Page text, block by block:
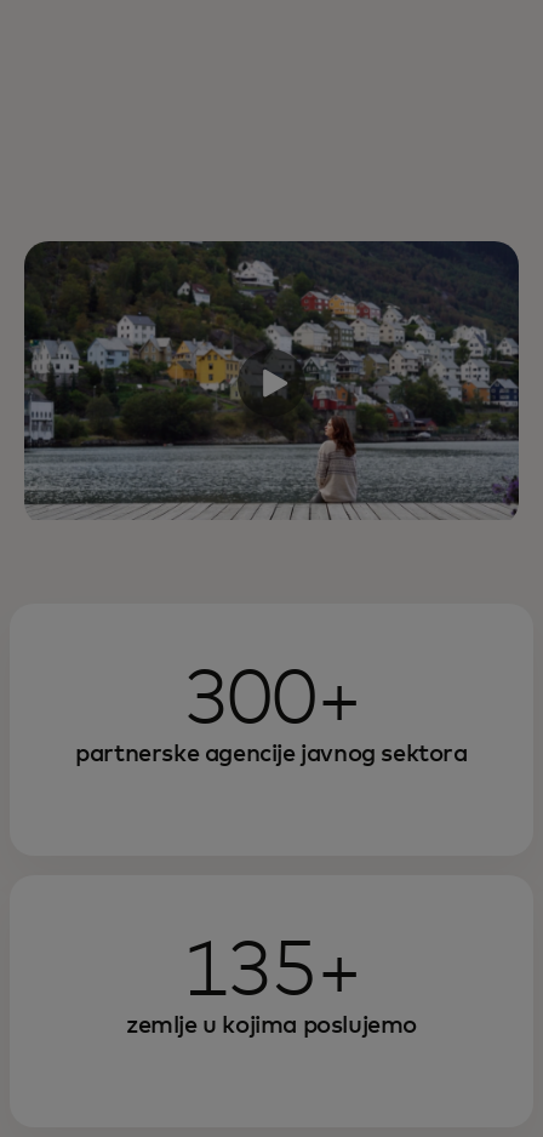
javnih usluga i korišćenje
vlasničkih uvida u podatke mogu
učiniti vlade efikasnijima i
efektivnijima.
300+
partnerske agencije javnog sektora
135+
zemlje u kojima poslujemo